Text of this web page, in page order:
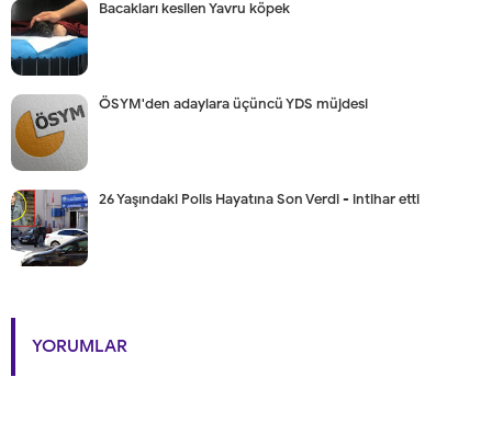
Bacakları kesilen Yavru köpek
ÖSYM'den adaylara üçüncü YDS müjdesi
26 Yaşındaki Polis Hayatına Son Verdi - intihar etti
YORUMLAR